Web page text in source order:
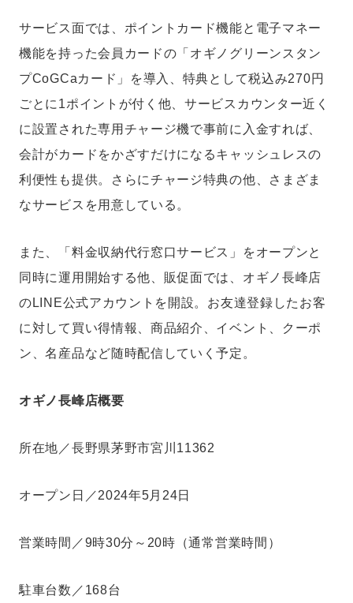
サービス面では、ポイントカード機能と電子マネー
機能を持った会員カードの「オギノグリーンスタン
プCoGCaカード」を導入、特典として税込み270円
ごとに1ポイントが付く他、サービスカウンター近く
に設置された専用チャージ機で事前に入金すれば、
会計がカードをかざすだけになるキャッシュレスの
利便性も提供。さらにチャージ特典の他、さまざま
なサービスを用意している。
また、「料金収納代行窓口サービス」をオープンと
同時に運用開始する他、販促面では、オギノ長峰店
のLINE公式アカウントを開設。お友達登録したお客
に対して買い得情報、商品紹介、イベント、クーポ
ン、名産品など随時配信していく予定。
オギノ長峰店概要
所在地／長野県茅野市宮川11362
オープン日／2024年5月24日
営業時間／9時30分～20時（通常営業時間）
駐車台数／168台